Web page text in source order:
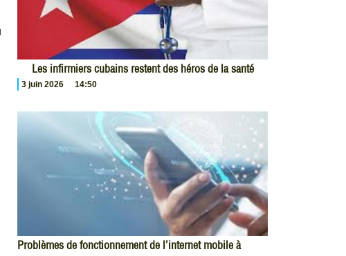
Les infirmiers cubains restent des héros de la santé
3 juin 2026 14:50
Problèmes de fonctionnement de l’internet mobile à